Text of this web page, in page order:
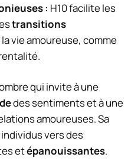
: H10 facilite les
transitions
vie amoureuse, comme
qui invite à une
des sentiments et à une
amoureuses. Sa
vers des
etépanouissantes.